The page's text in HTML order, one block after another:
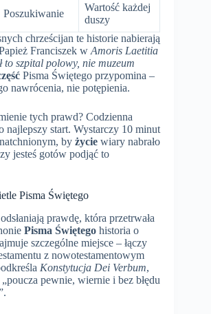
Poszukiwanie
Wartość każdej
duszy
chrześcijan te historie nabierają
Franciszek w Amoris Laetitia
to szpital polowy, nie muzeum
Pisma Świętego przypomina –
nawrócenia, nie potępienia.
tych prawd? Codzienna
najlepszy start. Wystarczy 10 minut
by życie wiary nabrało
jesteś gotów podjąć to
Pisma Świętego
prawdę, która przetrwała
Pisma Świętego historia o
szczególne miejsce – łączy
z nowotestamentowym
Konstytucja Dei Verbum,
pewnie, wiernie i bez błędu